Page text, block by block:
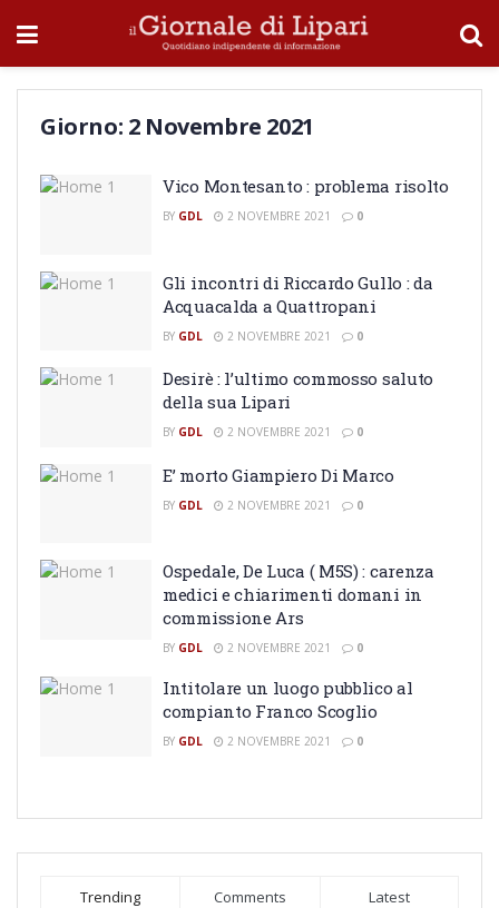
Giorno: 2 Novembre 2021
Vico Montesanto : problema risolto
BY GDL 2 NOVEMBRE 2021 0
Gli incontri di Riccardo Gullo : da
Acquacalda a Quattropani
BY GDL 2 NOVEMBRE 2021 0
Desirè : l’ultimo commosso saluto
della sua Lipari
BY GDL 2 NOVEMBRE 2021 0
E’ morto Giampiero Di Marco
BY GDL 2 NOVEMBRE 2021 0
Ospedale, De Luca ( M5S) : carenza
medici e chiarimenti domani in
commissione Ars
BY GDL 2 NOVEMBRE 2021 0
Intitolare un luogo pubblico al
compianto Franco Scoglio
BY GDL 2 NOVEMBRE 2021 0
Trending Comments Latest